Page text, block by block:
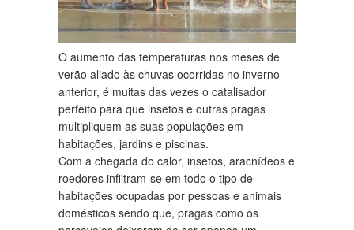
O aumento das temperaturas nos meses de
verão aliado às chuvas ocorridas no inverno
anterior, é muitas das vezes o catalisador
perfeito para que insetos e outras pragas
multipliquem as suas populações em
habitações, jardins e piscinas.
Com a chegada do calor, insetos, aracnídeos e
roedores infiltram-se em todo o tipo de
habitações ocupadas por pessoas e animais
domésticos sendo que, pragas como os